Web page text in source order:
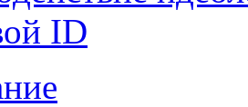
ID